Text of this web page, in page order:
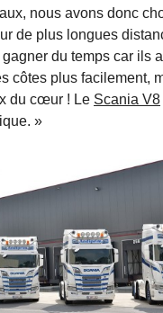
nous avons donc
de plus longues
du temps car ils
côtes plus facilement,
du cœur ! Le Scania V8
»